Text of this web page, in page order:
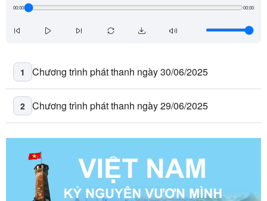
00:00 00:00
1 Chương trình phát thanh ngày 30/06/2025
2 Chương trình phát thanh ngày 29/06/2025